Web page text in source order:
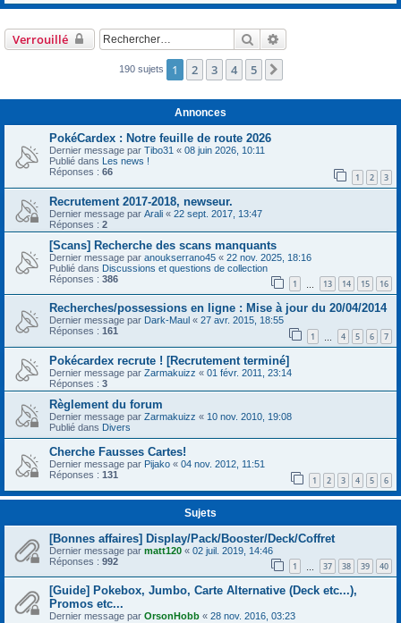
Verrouillé Rechercher
190 sujets 1 2 3 4 5
Annonces
PokéCardex : Notre feuille de route 2026
Dernier message par Tibo31 « 08 juin 2026, 10:11
Publié dans Les news !
Réponses : 66 1 2 3
Recrutement 2017-2018, newseur.
Dernier message par Arali « 22 sept. 2017, 13:47
Réponses : 2
[Scans] Recherche des scans manquants
Dernier message par anoukserrano45 « 22 nov. 2025, 18:16
Publié dans Discussions et questions de collection
Réponses : 386 1 13 14 15 16
Recherches/possessions en ligne : Mise à jour du 20/04/2014
Dernier message par Dark-Maul « 27 avr. 2015, 18:55
Réponses : 161 1 4 5 6 7
Pokécardex recrute ! [Recrutement terminé]
Dernier message par Zarmakuizz « 01 févr. 2011, 23:14
Réponses : 3
Règlement du forum
Dernier message par Zarmakuizz « 10 nov. 2010, 19:08
Publié dans Divers
Cherche Fausses Cartes!
Dernier message par Pijako « 04 nov. 2012, 11:51
Réponses : 131 1 2 3 4 5 6
Sujets
[Bonnes affaires] Display/Pack/Booster/Deck/Coffret
Dernier message par matt120 « 02 juil. 2019, 14:46
Réponses : 992 1 37 38 39 40
[Guide] Pokebox, Jumbo, Carte Alternative (Deck etc...),
Promos etc...
Dernier message par OrsonHobb « 28 nov. 2016, 03:23